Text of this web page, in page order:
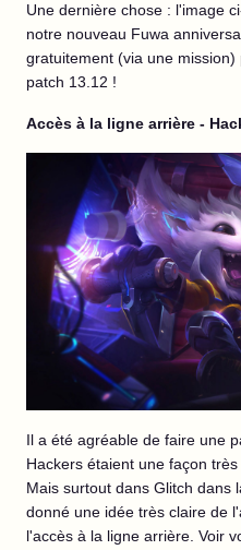
Une dernière chose : l'image
notre nouveau Fuwa
gratuitement (via une
patch 13.12 !
Accès à la ligne arrière -
Il a été agréable de faire une
Hackers étaient une façon
Mais surtout dans Glitch dans
donné une idée très claire de
l'accès à la ligne arrière. Voir